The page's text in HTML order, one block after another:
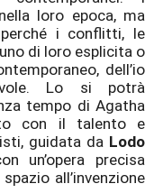
loro epoca, ma
i conflitti, le
di loro esplicita o
dell’io
Lo si potrà
tempo di Agatha
con il talento e
guidata da Lodo
un’opera precisa
all’invenzione